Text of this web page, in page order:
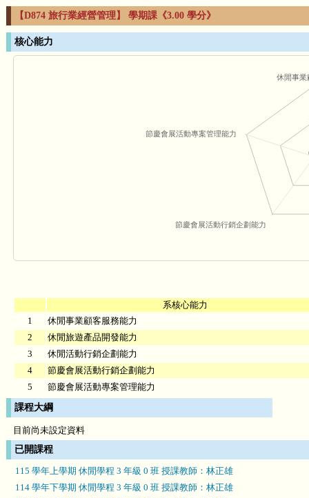
【D874 旅行業經營管理】 學期課《3.00 學分》
核心能力
休閒事業
節慶會展活動行銷企劃能力
節慶會展活動專案管理能力
系核心能力
1
休閒事業顧客服務能力
2
休閒旅遊產品開發能力
3
休閒活動行銷企劃能力
4
節慶會展活動行銷企劃能力
5
節慶會展活動專案管理能力
課程大綱
目前尚未設定資料
已開課程
115 學年上學期 休閒學程 3 年級 0 班 授課教師：林正雄
114 學年下學期 休閒學程 3 年級 0 班 授課教師：林正雄